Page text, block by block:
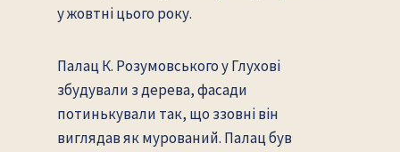
у жовтні цього року.
Палац К. Розумовського у Глухові
збудували з дерева, фасади
потинькували так, що ззовні він
виглядав як мурований. Палац був